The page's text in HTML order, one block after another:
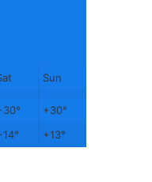
Sun
30° +30°
14° +13°